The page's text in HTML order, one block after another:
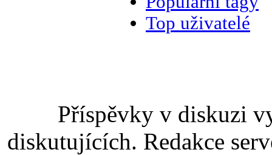
Top uživatelé
Příspěvky v diskuzi
diskutujících. Redakce